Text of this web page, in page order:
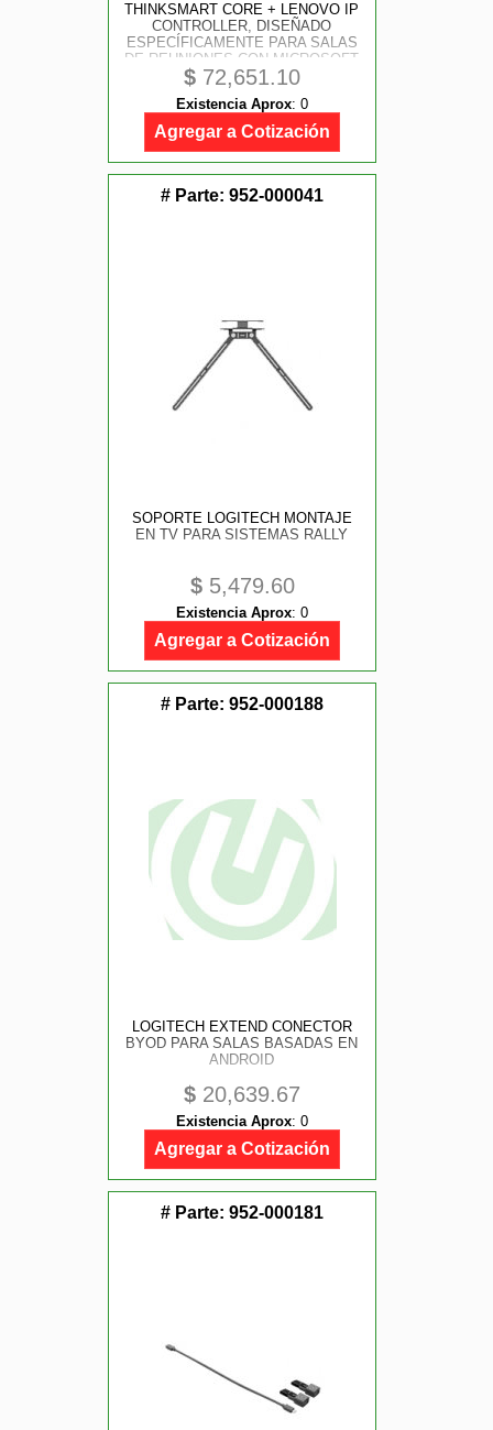
THINKSMART CORE + LENOVO IP
CONTROLLER, DISEÑADO
ESPECÍFICAMENTE PARA SALAS
DE REUNIONES CON MICROSOFT
TEAMS ROOMS.
$ 72,651.10
Existencia Aprox: 0
Agregar a Cotización
# Parte: 952-000041
SOPORTE LOGITECH MONTAJE
EN TV PARA SISTEMAS RALLY
$5,479.60
Existencia Aprox: 0
Agregar a Cotización
# Parte: 952-000188
LOGITECH EXTEND CONECTOR
BYOD PARA SALAS BASADAS EN
ANDROID
$ 20,639.67
Existencia Aprox: 0
Agregar a Cotización
# Parte: 952-000181